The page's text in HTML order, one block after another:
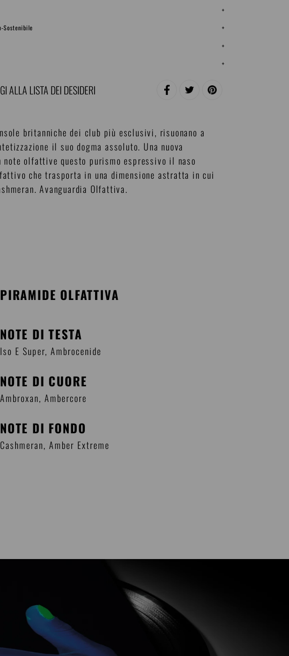
+
Sostenibile +
+
+
ALLA LISTA DEI DESIDERI CONDIVIDI
SU
TWITTA PINNA
britanniche dei club più esclusivi, risuonano a
il suo dogma assoluto. Una nuova
olfattive questo purismo espressivo il naso
che trasporta in una dimensione astratta in cui
Avanguardia Olfattiva.
PIRAMIDE OLFATTIVA
NOTE DI TESTA
Iso E Super, Ambrocenide
NOTE DI CUORE
Ambroxan, Ambercore
NOTE DI FONDO
Cashmeran, Amber Extreme